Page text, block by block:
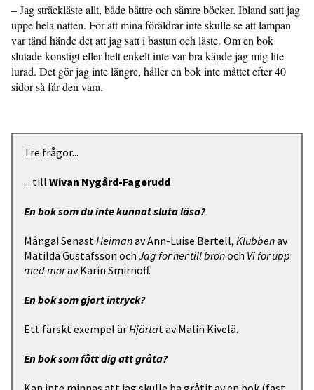
– Jag sträckläste allt, både bättre och sämre böcker. Ibland satt jag
uppe hela natten. För att mina föräldrar inte skulle se att lampan
var tänd hände det att jag satt i bastun och läste. Om en bok
slutade konstigt eller helt enkelt inte var bra kände jag mig lite
lurad. Det gör jag inte längre, håller en bok inte måttet efter 40
sidor så får den vara.
Tre frågor...
... till Wivan Nygård-Fagerudd
En bok som du inte kunnat sluta läsa?
Många! Senast Heimanav Ann-Luise Bertell, Klubbenav
Matilda Gustafsson och Jag for ner till bronoch Vi for upp
med morav Karin Smirnoff.
En bok som gjort intryck?
Ett färskt exempel ärHjärtat av Malin Kivelä.
En bok som fått dig att gråta?